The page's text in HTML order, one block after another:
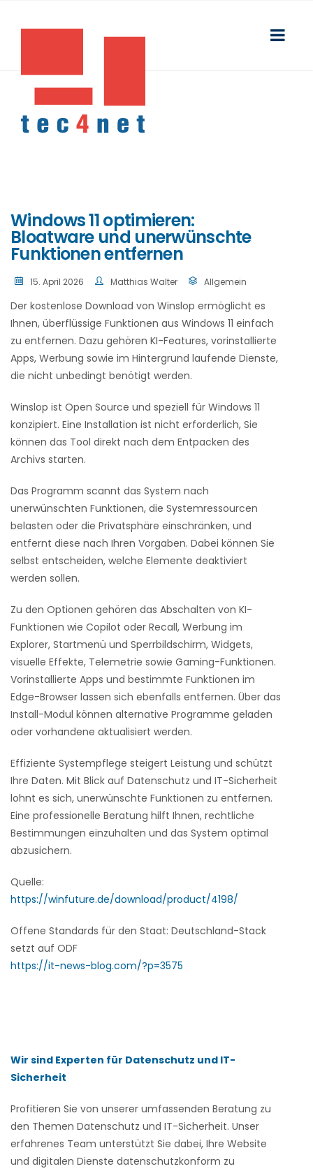
Windows 11 optimieren:
Bloatware und unerwünschte
Funktionen entfernen
15. April 2026 Matthias Walter Allgemein
Der kostenlose Download von Winslop ermöglicht es
Ihnen, überflüssige Funktionen aus Windows 11 einfach
zu entfernen. Dazu gehören KI-Features, vorinstallierte
Apps, Werbung sowie im Hintergrund laufende Dienste,
die nicht unbedingt benötigt werden.
Winslop ist Open Source und speziell für Windows 11
konzipiert. Eine Installation ist nicht erforderlich, Sie
können das Tool direkt nach dem Entpacken des
Archivs starten.
Das Programm scannt das System nach
unerwünschten Funktionen, die Systemressourcen
belasten oder die Privatsphäre einschränken, und
entfernt diese nach Ihren Vorgaben. Dabei können Sie
selbst entscheiden, welche Elemente deaktiviert
werden sollen.
Zu den Optionen gehören das Abschalten von KI-
Funktionen wie Copilot oder Recall, Werbung im
Explorer, Startmenü und Sperrbildschirm, Widgets,
visuelle Effekte, Telemetrie sowie Gaming-Funktionen.
Vorinstallierte Apps und bestimmte Funktionen im
Edge-Browser lassen sich ebenfalls entfernen. Über das
Install-Modul können alternative Programme geladen
oder vorhandene aktualisiert werden.
Effiziente Systempflege steigert Leistung und schützt
Ihre Daten. Mit Blick auf Datenschutz und IT-Sicherheit
lohnt es sich, unerwünschte Funktionen zu entfernen.
Eine professionelle Beratung hilft Ihnen, rechtliche
Bestimmungen einzuhalten und das System optimal
abzusichern.
Quelle:
https://winfuture.de/download/product/4198/
Offene Standards für den Staat: Deutschland-Stack
setzt auf ODF
https://it-news-blog.com/?p=3575
Wir sind Experten für Datenschutz und IT-
Sicherheit
Profitieren Sie von unserer umfassenden Beratung zu
den Themen Datenschutz und IT-Sicherheit. Unser
erfahrenes Team unterstützt Sie dabei, Ihre Website
und digitalen Dienste datenschutzkonform zu